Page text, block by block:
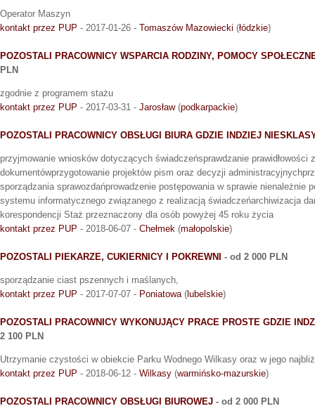
Operator Maszyn
kontakt przez PUP - 2017-01-26 - Tomaszów Mazowiecki (łódzkie)
POZOSTALI PRACOWNICY WSPARCIA RODZINY, POMOCY
PLN
zgodnie z programem stażu
kontakt przez PUP - 2017-03-31 - Jarosław(podkarpackie)
POZOSTALI PRACOWNICY OBSŁUGI BIURA GDZIE INDZIEJ
przyjmowanie wniosków dotyczących świadczeńsprawdzanie prawidłowości
dokumentówprzygotowanie projektów pism oraz decyzji
sporządzania sprawozdańprowadzenie postępowania w sprawie nienależnie
systemu informatycznego związanego z realizacją świadczeńarchiwizacja
korespondencji Staż przeznaczony dla osób powyżej 45 roku życia
kontakt przez PUP - 2018-06-07 - Chełmek (małopolskie)
POZOSTALI PIEKARZE, CUKIERNICY I POKREWNI - od 2 000 PLN
sporządzanie ciast pszennych i maślanych,
kontakt przez PUP - 2017-07-07 - Poniatowa( lubelskie)
POZOSTALI PRACOWNICY WYKONUJĄCY PRACE PROSTE GDZIE
2 100 PLN
Utrzymanie czystości w obiekcie Parku Wodnego Wilkasy oraz w jego
kontakt przez PUP - 2018-06-12 - Wilkasy (warmińsko-mazurskie)
POZOSTALI PRACOWNICY OBSŁUGI BIUROWEJ - od 2 000 PLN